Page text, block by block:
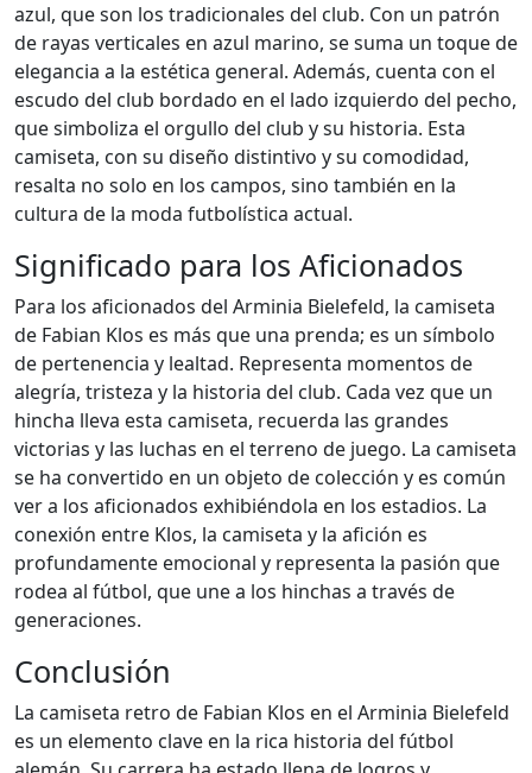
azul, que son los tradicionales del club. Con un patrón
de rayas verticales en azul marino, se suma un toque de
elegancia a la estética general. Además, cuenta con el
escudo del club bordado en el lado izquierdo del pecho,
que simboliza el orgullo del club y su historia. Esta
camiseta, con su diseño distintivo y su comodidad,
resalta no solo en los campos, sino también en la
cultura de la moda futbolística actual.
Significado para los Aficionados
Para los aficionados del Arminia Bielefeld, la camiseta
de Fabian Klos es más que una prenda; es un símbolo
de pertenencia y lealtad. Representa momentos de
alegría, tristeza y la historia del club. Cada vez que un
hincha lleva esta camiseta, recuerda las grandes
victorias y las luchas en el terreno de juego. La camiseta
se ha convertido en un objeto de colección y es común
ver a los aficionados exhibiéndola en los estadios. La
conexión entre Klos, la camiseta y la afición es
profundamente emocional y representa la pasión que
rodea al fútbol, que une a los hinchas a través de
generaciones.
Conclusión
La camiseta retro de Fabian Klos en el Arminia Bielefeld
es un elemento clave en la rica historia del fútbol